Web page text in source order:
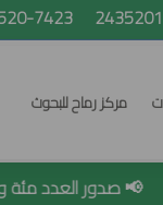
مركز رماح للبحوث
📢 صدور العدد مئة